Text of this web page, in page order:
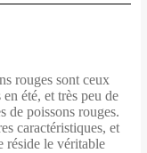
rouges sont ceux
été, et très peu de
de poissons rouges.
caractéristiques, et
réside le véritable